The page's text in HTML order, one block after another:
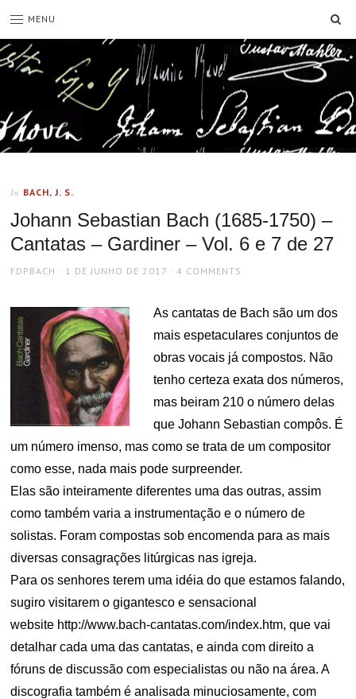
MENU
In BACH, J. S.
Johann Sebastian Bach (1685-1750) –
Cantatas – Gardiner – Vol. 6 e 7 de 27
AUTHOR
FDPBACH
POSTED
1 DE JUNHO DE 2017 4 COMMENTS
As cantatas de Bach são um dos
mais espetaculares conjuntos de
obras vocais já compostos. Não
tenho certeza exata dos números,
mas beiram 210 o número delas
que Johann Sebastian compôs. É
um número imenso, mas como se trata de um compositor
como esse, nada mais pode surpreender.
Elas são inteiramente diferentes uma das outras, assim
como também varia a instrumentação e o número de
solistas. Foram compostas sob encomenda para as mais
diversas consagrações litúrgicas nas igreja.
Para os senhores terem uma idéia do que estamos falando,
sugiro visitarem o gigantesco e sensacional
website http://www.bach-cantatas.com/index.htm, que vai
detalhar cada uma das cantatas, e ainda com direito a
fóruns de discussão com especialistas ou não na área. A
discografia também é analisada minuciosamente, com